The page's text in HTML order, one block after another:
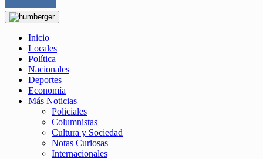
Inicio
Locales
Política
Nacionales
Deportes
Economía
Más Noticias
Policiales
Columnistas
Cultura y Sociedad
Notas Curiosas
Internacionales